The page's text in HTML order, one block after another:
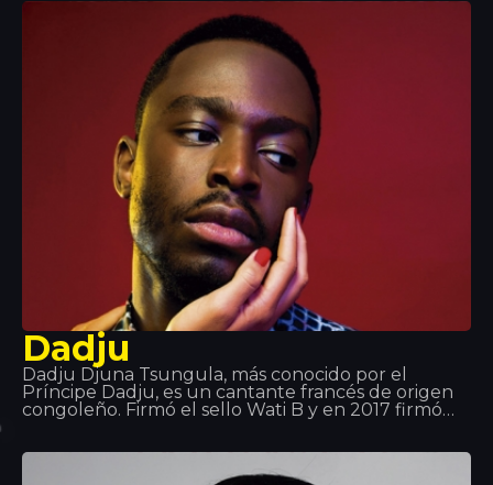
une el amor por la música, la emoción, la libertad
artística y la aventura. Showteck te ayuda a
nutrirte y te ayuda a crecer.
Dadju
Dadju Djuna Tsungula, más conocido por el
Príncipe Dadju, es un cantante francés de origen
congoleño. Firmó el sello Wati B y en 2017 firmó
junto con el rapero Abou Tall de 2012 a 2016. El
dúo formó parte del sello Wati B y lanzó el álbum